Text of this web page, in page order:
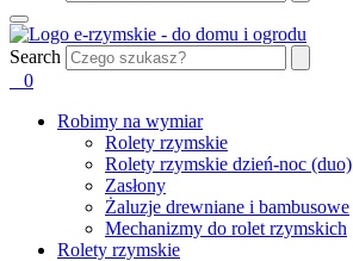
Search
0
Robimy na wymiar
Rolety rzymskie
Rolety rzymskie dzień-noc (duo)
Zasłony
Żaluzje drewniane i bambusowe
Mechanizmy do rolet rzymskich
Rolety rzymskie